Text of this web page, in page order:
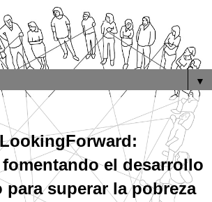
▼
fomentando el desarrollo
superar la pobreza